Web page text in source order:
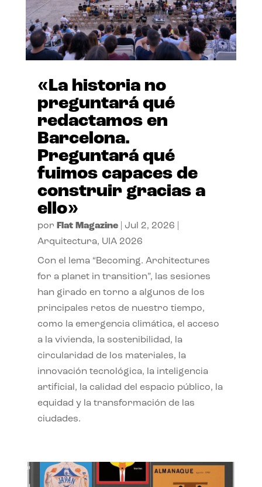
«La historia no
preguntará qué
redactamos en
Barcelona.
Preguntará qué
fuimos capaces de
construir gracias a
ello»
por Flat Magazine| Jul 2, 2026
Arquitectura, UIA 2026
Con el lema “Becoming. Architectures
for a planet in transition”, las sesiones
han girado en torno a algunos de los
principales retos de nuestro tiempo,
como la emergencia climática, el acceso
a la vivienda, la sostenibilidad, la
circularidad de los materiales, la
innovación tecnológica, la inteligencia
artificial, la calidad del espacio público, la
equidad y la transformación de las
ciudades.